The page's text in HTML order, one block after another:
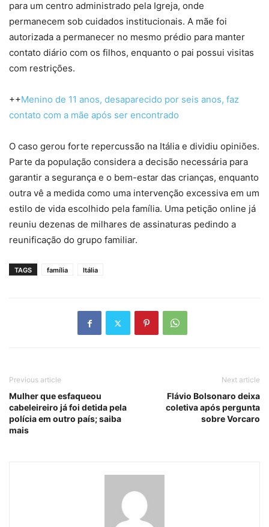
para um centro administrado pela Igreja, onde
permanecem sob cuidados institucionais. A mãe foi
autorizada a permanecer no mesmo prédio para manter
contato diário com os filhos, enquanto o pai possui visitas
com restrições.
++Menino de 11 anos, desaparecido por seis anos, faz
contato com a mãe após ser encontrado
O caso gerou forte repercussão na Itália e dividiu opiniões.
Parte da população considera a decisão necessária para
garantir a segurança e o bem-estar das crianças, enquanto
outra vê a medida como uma intervenção excessiva em um
estilo de vida escolhido pela família. Uma petição online já
reuniu dezenas de milhares de assinaturas pedindo a
reunificação do grupo familiar.
TAGS família Itália
Previous article
Mulher que esfaqueou
cabeleireiro já foi detida pela
polícia em outro país; saiba
mais
Next article
Flávio Bolsonaro deixa
coletiva após pergunta
sobre Vorcaro